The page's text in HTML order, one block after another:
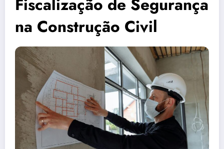
na Construção Civil